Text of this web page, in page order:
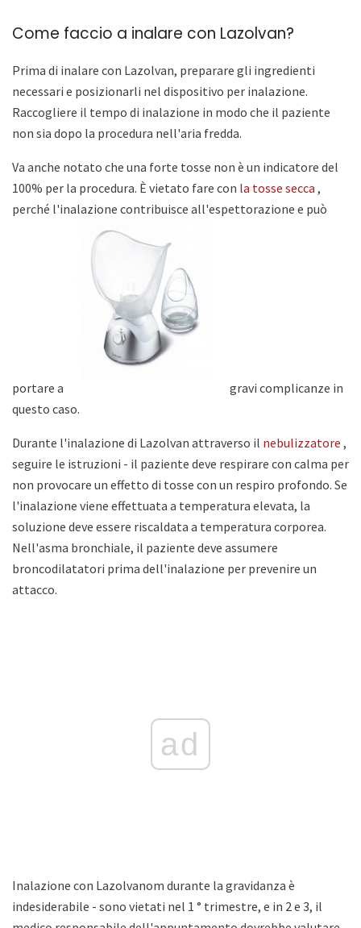
Come faccio a inalare con Lazolvan?
Prima di inalare con Lazolvan, preparare gli ingredienti
necessari e posizionarli nel dispositivo per inalazione.
Raccogliere il tempo di inalazione in modo che il paziente
non sia dopo la procedura nell'aria fredda.
Va anche notato che una forte tosse non è un indicatore del
100% per la procedura. È vietato fare con la tosse secca ,
perché l'inalazione contribuisce all'espettorazione e può
portare a
gravi complicanze in
questo caso.
Durante l'inalazione di Lazolvan attraverso il nebulizzatore ,
seguire le istruzioni - il paziente deve respirare con calma per
non provocare un effetto di tosse con un respiro profondo. Se
l'inalazione viene effettuata a temperatura elevata, la
soluzione deve essere riscaldata a temperatura corporea.
Nell'asma bronchiale, il paziente deve assumere
broncodilatatori prima dell'inalazione per prevenire un
attacco.
ad
Inalazione con Lazolvanom durante la gravidanza è
indesiderabile - sono vietati nel 1 ° trimestre, e in 2 e 3, il